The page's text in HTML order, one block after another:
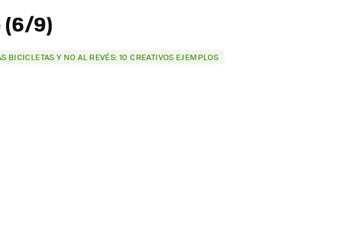
(6/9)
BICICLETAS Y NO AL REVÉS: 10 CREATIVOS EJEMPLOS